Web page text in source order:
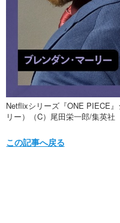
Netflixシリーズ『ONE PIECE
リー）（C）尾田栄一郎/集英社
この記事へ戻る